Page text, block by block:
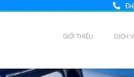
GIỚI THIỆU DỊCH